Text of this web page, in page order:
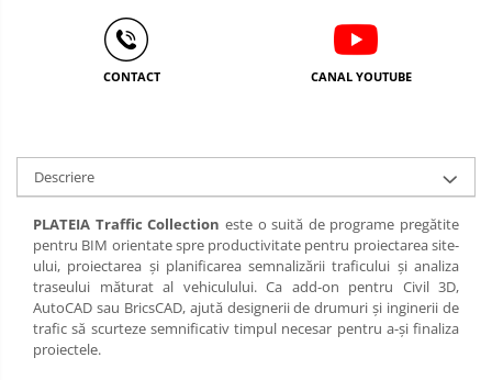
CONTACT CANAL YOUTUBE
Descriere
PLATEIA Traffic Collection este o suită de programe pregătite
pentru BIM orientate spre productivitate pentru proiectarea site-
ului, proiectarea și planificarea semnalizării traficului și analiza
traseului măturat al vehiculului. Ca add-on pentru Civil 3D,
AutoCAD sau BricsCAD, ajută designerii de drumuri și inginerii de
trafic să scurteze semnificativ timpul necesar pentru a-și finaliza
proiectele.